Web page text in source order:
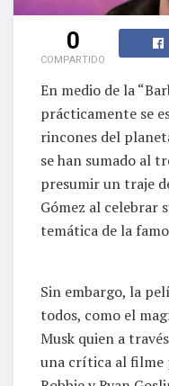
0
COMPARTIDO
En medio de la
prácticamente se
rincones del
se han sumado al
presumir un traje
Gómez al celebrar
temática de la
Sin embargo, la
todos, como el
Musk quien a
una crítica al filme